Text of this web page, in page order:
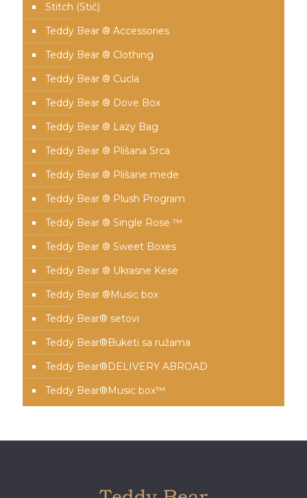
Stitch (Stič)
Teddy Bear ® Accessories
Teddy Bear ® Clothing
Teddy Bear ® Cucla
Teddy Bear ® Dove Box
Teddy Bear ® Lazy Bag
Teddy Bear ® Plišana Srca
Teddy Bear ® Plišane mede
Teddy Bear ® Plush Program
Teddy Bear ® Single Rose ™
Teddy Bear ® Sweet Boxes
Teddy Bear ® Ukrasne Kese
Teddy Bear ®Music box
Teddy Bear® setovi
Teddy Bear®️Buketi sa ružama
Teddy Bear®️DELIVERY ABROAD
Teddy Bear®️Music box™️